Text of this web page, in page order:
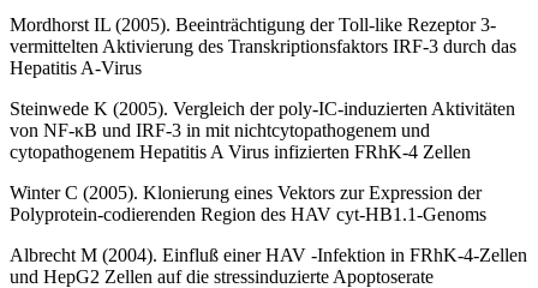
Mordhorst IL (2005). Beeinträchtigung der Toll-like Rezeptor 3-
vermittelten Aktivierung des Transkriptionsfaktors IRF-3 durch das
Hepatitis A-Virus
Steinwede K (2005). Vergleich der poly-IC-induzierten Aktivitäten
von NF-κB und IRF-3 in mit nichtcytopathogenem und
cytopathogenem Hepatitis A Virus infizierten FRhK-4 Zellen
Winter C (2005). Klonierung eines Vektors zur Expression der
Polyprotein-codierenden Region des HAV cyt-HB1.1-Genoms
Albrecht M (2004). Einfluß einer HAV -Infektion in FRhK-4-Zellen
und HepG2 Zellen auf die stressinduzierte Apoptoserate